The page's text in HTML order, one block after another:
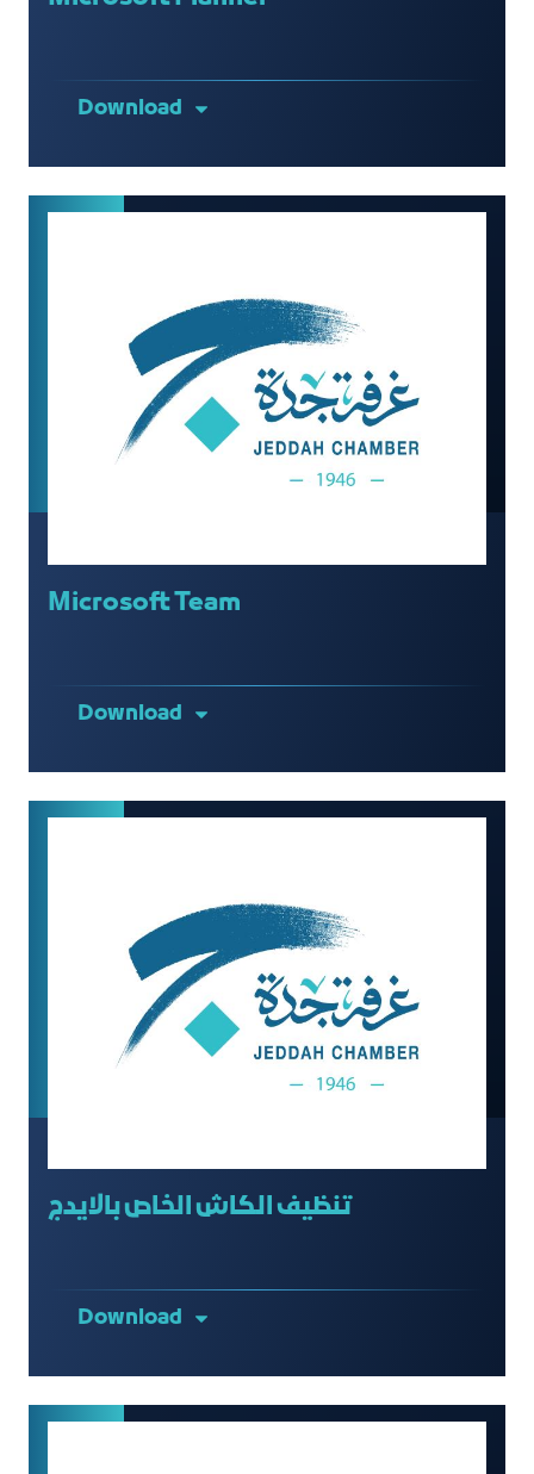
Download
Microsoft Team
Download
تنظيف الكاش الخاص بالايدج
Download